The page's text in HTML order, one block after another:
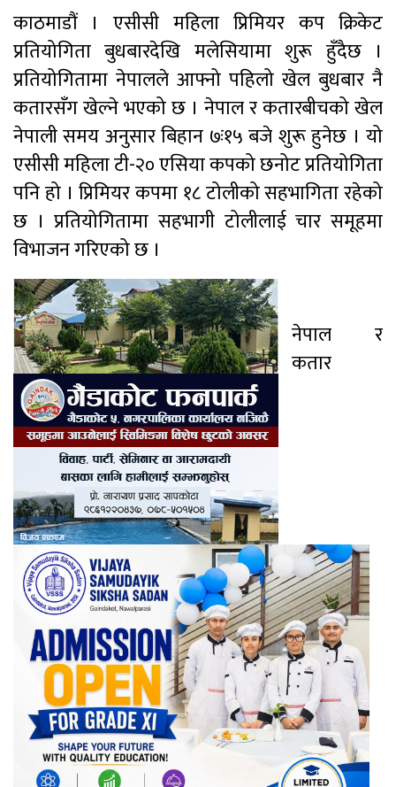
काठमाडौं । एसीसी महिला प्रिमियर कप क्रिकेट
प्रतियोगिता बुधबारदेखि मलेसियामा शुरू हुँदैछ ।
प्रतियोगितामा नेपालले आफ्नो पहिलो खेल बुधबार नै
कतारसँग खेल्ने भएको छ । नेपाल र कतारबीचको खेल
नेपाली समय अनुसार बिहान ७ः१५ बजे शुरू हुनेछ । यो
एसीसी महिला टी-२० एसिया कपको छनोट प्रतियोगिता
पनि हो । प्रिमियर कपमा १८ टोलीको सहभागिता रहेको
छ । प्रतियोगितामा सहभागी टोलीलाई चार समूहमा
विभाजन गरिएको छ ।
नेपाल र
कतार